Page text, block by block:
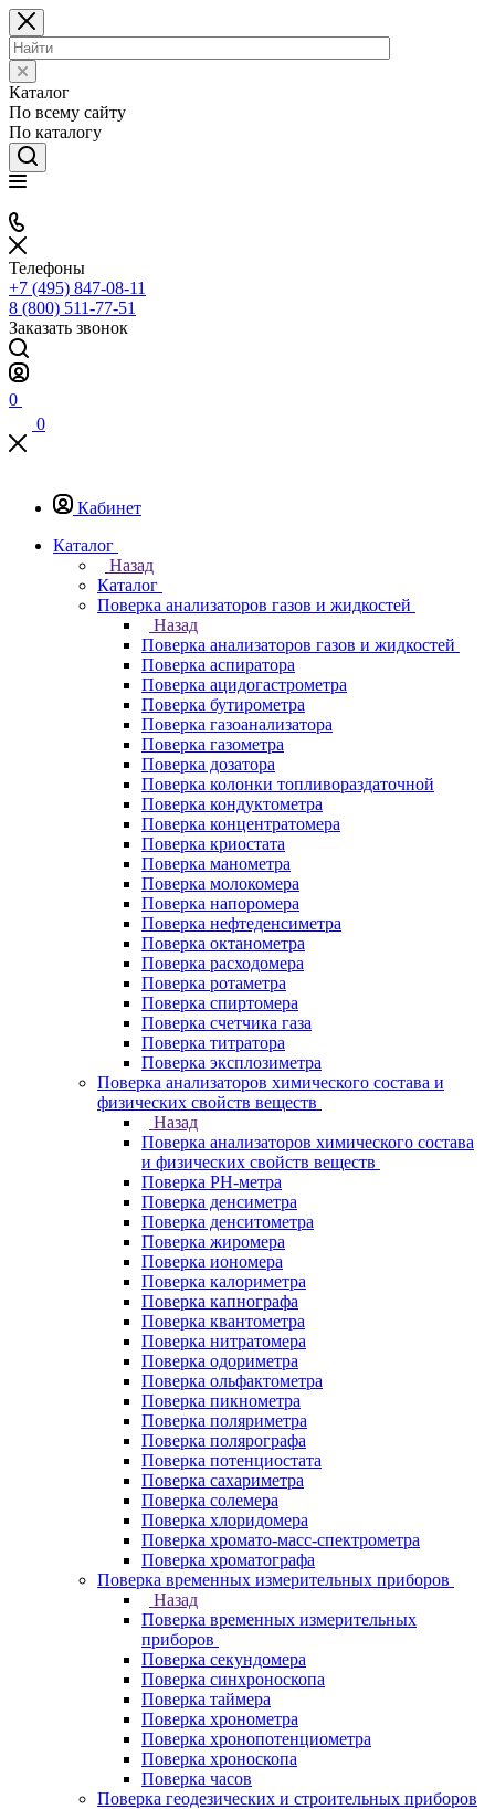
Каталог
По всему сайту
По каталогу
Телефоны
+7 (495) 847-08-11
8 (800) 511-77-51
Заказать звонок
0
0
Кабинет
Каталог
Назад
Каталог
Поверка анализаторов газов и жидкостей
Назад
Поверка анализаторов газов и жидкостей
Поверка аспиратора
Поверка ацидогастрометра
Поверка бутирометра
Поверка газоанализатора
Поверка газометра
Поверка дозатора
Поверка колонки топливораздаточной
Поверка кондуктометра
Поверка концентратомера
Поверка криостата
Поверка манометра
Поверка молокомера
Поверка напоромера
Поверка нефтеденсиметра
Поверка октанометра
Поверка расходомера
Поверка ротаметра
Поверка спиртомера
Поверка счетчика газа
Поверка титратора
Поверка эксплозиметра
Поверка анализаторов химического состава и
физических свойств веществ
Назад
Поверка анализаторов химического состава
и физических свойств веществ
Поверка PH-метра
Поверка денсиметра
Поверка денситометра
Поверка жиромера
Поверка иономера
Поверка калориметра
Поверка капнографа
Поверка квантометра
Поверка нитратомера
Поверка одориметра
Поверка ольфактометра
Поверка пикнометра
Поверка поляриметра
Поверка полярографа
Поверка потенциостата
Поверка сахариметра
Поверка солемера
Поверка хлоридомера
Поверка хромато-масс-спектрометра
Поверка хроматографа
Поверка временных измерительных приборов
Назад
Поверка временных измерительных
приборов
Поверка секундомера
Поверка синхроноскопа
Поверка таймера
Поверка хронометра
Поверка хронопотенциометра
Поверка хроноскопа
Поверка часов
Поверка геодезических и строительных приборов